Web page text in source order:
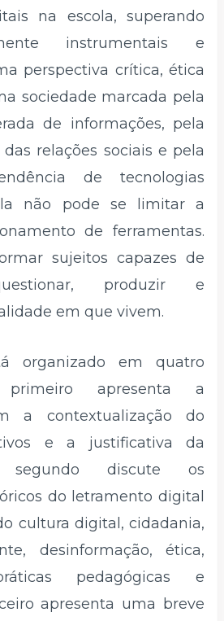
na escola, superando
instrumentais e
perspectiva crítica, ética
sociedade marcada pela
de informações, pela
relações sociais e pela
de tecnologias
não pode se limitar a
de ferramentas.
sujeitos capazes de
produzir e
em que vivem.
organizado em quatro
apresenta a
a contextualização do
e a justificativa da
segundo discute os
do letramento digital
cultura digital, cidadania,
desinformação, ética,
pedagógicas e
apresenta uma breve